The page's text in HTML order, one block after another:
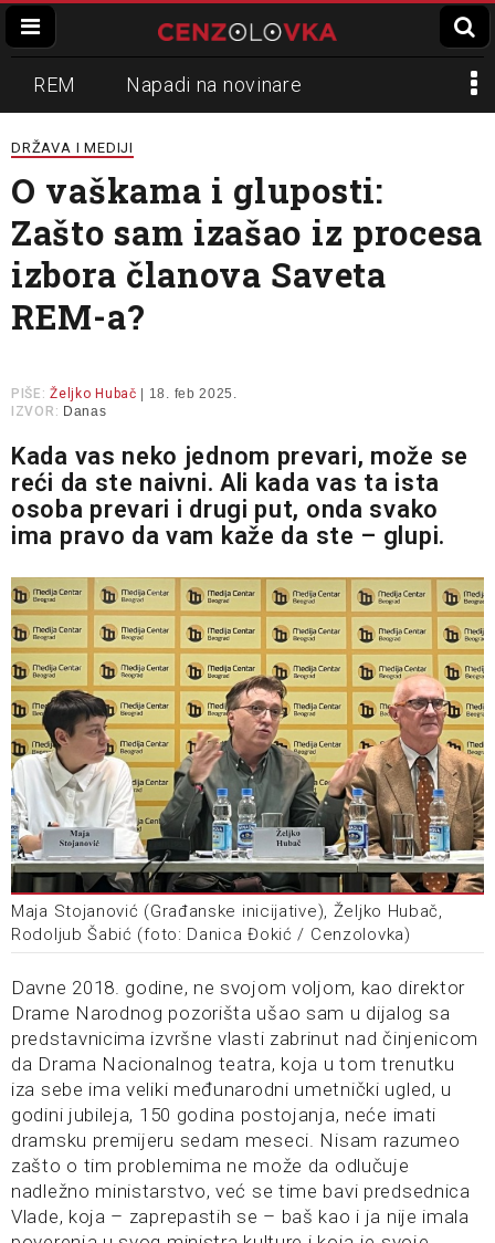
REM Napadi na novinare
Zvučni top
Propaganda Lokalni mediji
Informer Slavko Ćuruvija
DRŽAVA I MEDIJI
O vaškama i gluposti:
Zašto sam izašao iz procesa
izbora članova Saveta
REM-a?
PIŠE: Željko Hubač | 18. feb 2025.
IZVOR: Danas
Kada vas neko jednom prevari, može se
reći da ste naivni. Ali kada vas ta ista
osoba prevari i drugi put, onda svako
ima pravo da vam kaže da ste – glupi.
Maja Stojanović (Građanske inicijative), Željko Hubač,
Rodoljub Šabić (foto: Danica Đokić / Cenzolovka)
Davne 2018. godine, ne svojom voljom, kao direktor
Drame Narodnog pozorišta ušao sam u dijalog sa
predstavnicima izvršne vlasti zabrinut nad činjenicom
da Drama Nacionalnog teatra, koja u tom trenutku
iza sebe ima veliki međunarodni umetnički ugled, u
godini jubileja, 150 godina postojanja, neće imati
dramsku premijeru sedam meseci. Nisam razumeo
zašto o tim problemima ne može da odlučuje
nadležno ministarstvo, već se time bavi predsednica
Vlade, koja – zaprepastih se – baš kao i ja nije imala